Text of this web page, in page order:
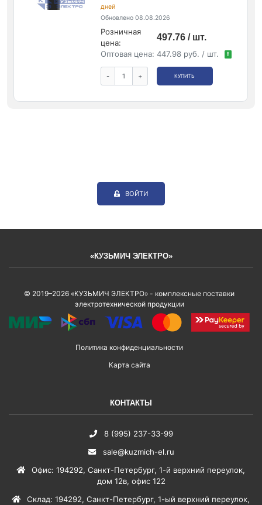
дней
Обновлено 08.08.2026
Розничная
цена:
497.76 / шт.
Оптовая цена: 447.98 руб. / шт. !
- + КУПИТЬ
ВОЙТИ
«КУЗЬМИЧ ЭЛЕКТРО»
© 2019–2026 «КУЗЬМИЧ ЭЛЕКТРО» - комплексные поставки
электротехнической продукции
Политика конфиденциальности
Карта сайта
КОНТАКТЫ
8 (995) 237-33-99
sale@kuzmich-el.ru
Офис: 194292, Санкт-Петербург, 1-й верхний переулок,
дом 12в, офис 122
Склад: 194292, Санкт-Петербург, 1-ый верхний переулок,